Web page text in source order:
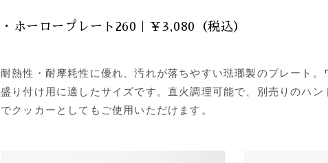
・ホーロープレート260｜￥3,080（税込）
耐熱性・耐摩耗性に優れ、汚れが落ちやすい琺瑯製のプレート
盛り付け用に適したサイズです。直火調理可能で、別売りのハン
でクッカーとしてもご使用いただけます。